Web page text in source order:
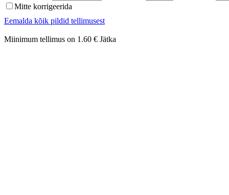
Mitte korrigeerida
Eemalda kõik pildid tellimusest
Miinimum tellimus on 1.60 € Jätka